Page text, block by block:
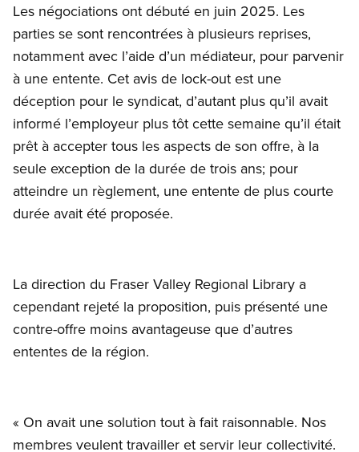
Les négociations ont débuté en juin 2025. Les
parties se sont rencontrées à plusieurs reprises,
notamment avec l’aide d’un médiateur, pour parvenir
à une entente. Cet avis de lock-out est une
déception pour le syndicat, d’autant plus qu’il avait
informé l’employeur plus tôt cette semaine qu’il était
prêt à accepter tous les aspects de son offre, à la
seule exception de la durée de trois ans; pour
atteindre un règlement, une entente de plus courte
durée avait été proposée.
La direction du Fraser Valley Regional Library a
cependant rejeté la proposition, puis présenté une
contre-offre moins avantageuse que d’autres
ententes de la région.
« On avait une solution tout à fait raisonnable. Nos
membres veulent travailler et servir leur collectivité.